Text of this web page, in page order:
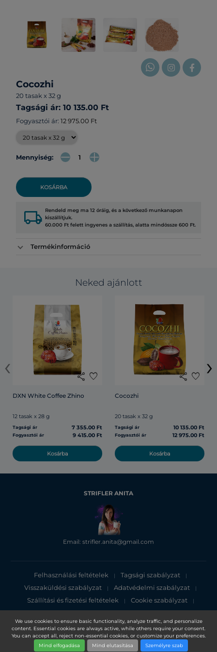
We use cookies to ensure basic functionality, analyze traffic, and personalize
content. Essential cookies are always active, while others require your consent.
You can accept all, reject non-essential cookies, or customize your preferences.
Mind elfogadása
Mind elutasítása Személyre szab
Cocozhi
20 tasak x 32 g
Tagsági ár: 10 135.00 Ft
Fogyasztói ár: 12 975.00 Ft
Mennyiség:
KOSÁRBA
local_shipping Rendeld meg ma 12 óráig, és a következő munkanapon
kiszállítjuk.
60.000 Ft felett ingyenes a szállítás, alatta mindössze 600 Ft.
Termékinformáció
Neked ajánlott
share favorite
DXN White Coffee Zhino
12 tasak x 28 g
Tagsági ár 7 355.00 Ft
Fogyasztói ár 9 415.00 Ft
Kosárba
share favorite
Cocozhi
20 tasak x 32 g
Tagsági ár 10 135.00 Ft
Fogyasztói ár 12 975.00 Ft
Kosárba
‹ ›
STRIFLER ANITA
Email: strifler.anita@gmail.com
Felhasználási feltételek | Tagsági szabályzat |
Visszaküldési szabályzat | Adatvédelmi szabályzat |
Szállítási és fizetési feltételek | Cookie szabályzat |
Adatvédelmi tájékoztató
Copyright 2025, DXN Holdings Bhd. 199501033918 (363120-V)